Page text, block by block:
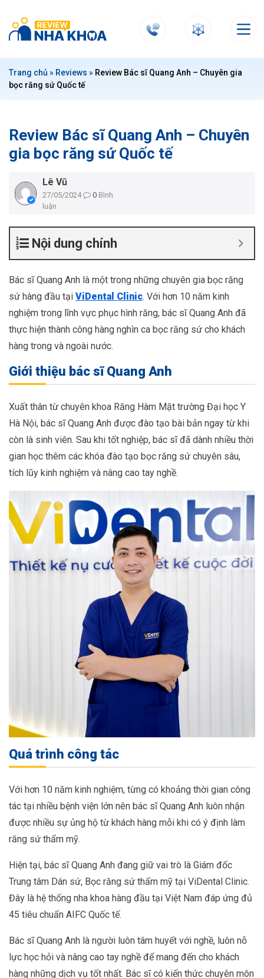
t
Trang chủ » Reviews » Review Bác sĩ Quang Anh – Chuyên gia
bọc răng sứ Quốc tế
Review Bác sĩ Quang Anh – Chuyên
gia bọc răng sứ Quốc tế
Lê Vũ
27/05/2024 0 Bình
luận
Nội dung chính
Bác sĩ Quang Anh là một trong những chuyên gia bọc răng
sứ hàng đầu tại ViDental Clinic. Với hơn 10 năm kinh
nghiệm trong lĩnh vực phục hình răng, bác sĩ Quang Anh đã
thực hiện thành công hàng nghìn ca bọc răng sứ cho khách
hàng trong và ngoài nước.
Giới thiệu bác sĩ Quang Anh
Xuất thân từ chuyên khoa Răng Hàm Mặt trường Đại học Y
Hà Nội, bác sĩ Quang Anh được đào tạo bài bản ngay từ khi
còn là sinh viên. Sau khi tốt nghiệp, bác sĩ đã dành nhiều thời
gian học thêm các khóa đào tạo bọc răng sứ chuyên sâu,
tích lũy kinh nghiệm và nâng cao tay nghề.
Quá trình công tác
Với hơn 10 năm kinh nghiệm, từng có khoảng thời gian công
tác tại nhiều bệnh viện lớn nên bác sĩ Quang Anh luôn nhận
được nhiều sự ủng hộ từ khách hàng mỗi khi có ý định làm
răng sứ thẩm mỹ.
Hiện tại, bác sĩ Quang Anh đang giữ vai trò là Giám đốc
Trung tâm Dán sứ, Bọc răng sứ thẩm mỹ tại ViDental Clinic.
Đây là hệ thống nha khoa hàng đầu tại Việt Nam đáp ứng đủ
45 tiêu chuẩn AIFC Quốc tế.
Bác sĩ Quang Anh là người luôn tâm huyết với nghề, luôn nỗ
lực học hỏi và nâng cao tay nghề để mang đến cho khách
hàng những dịch vụ tốt nhất. Bác sĩ có kiến thức chuyên môn